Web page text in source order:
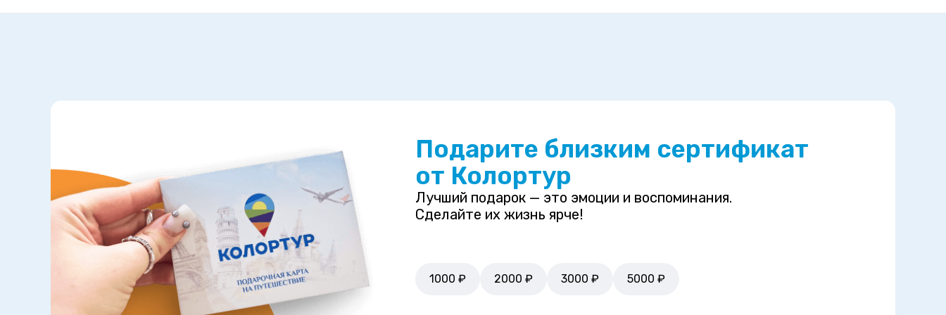
1000 ₽ 2000 ₽ 3000 ₽ 5000 ₽
Подарите близким сертификат
от Колортур
Лучший подарок — это эмоции и воспоминания.
Сделайте их жизнь ярче!